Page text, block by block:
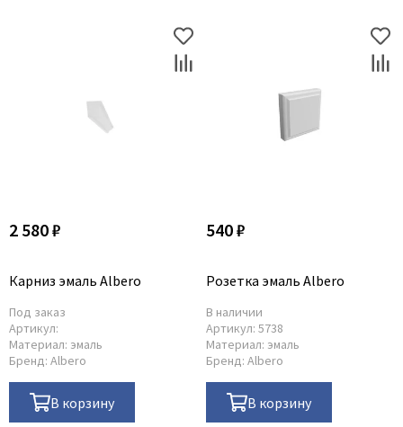
2 580 ₽
Карниз эмаль Albero
Под заказ
Артикул:
Материал: эмаль
Бренд: Albero
В корзину
540 ₽
Розетка эмаль Albero
В наличии
Артикул: 5738
Материал: эмаль
Бренд: Albero
В корзину